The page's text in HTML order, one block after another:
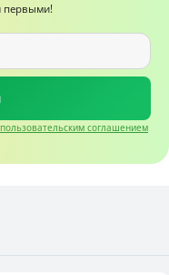
первыми!
пользовательским соглашением